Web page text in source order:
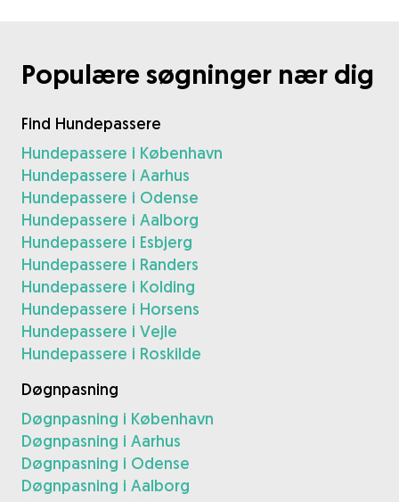
Populære søgninger nær dig
Find Hundepassere
Hundepassere i København
Hundepassere i Aarhus
Hundepassere i Odense
Hundepassere i Aalborg
Hundepassere i Esbjerg
Hundepassere i Randers
Hundepassere i Kolding
Hundepassere i Horsens
Hundepassere i Vejle
Hundepassere i Roskilde
Døgnpasning
Døgnpasning i København
Døgnpasning i Aarhus
Døgnpasning i Odense
Døgnpasning i Aalborg